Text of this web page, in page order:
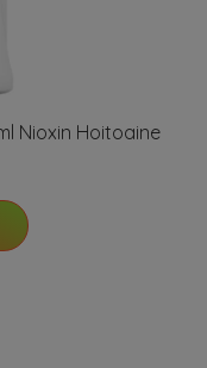
Nioxin Hoitoaine